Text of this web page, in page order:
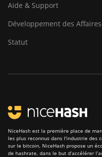
Aide & Support
Développement des Affaires
Statut
NiceHash est la première place de
les plus reconnus dans l'industrie des
sur le bitcoin, NiceHash propose un
de hashrate, dans le but d’accélérer